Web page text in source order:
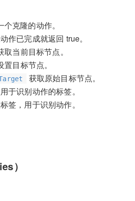
个克隆的动作。
作已完成就返回 true。
取当前目标节点。
置目标节点。
获取原始目标节点。
于识别动作的标签。
签，用于识别动作。
）